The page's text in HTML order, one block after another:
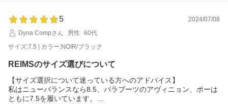
5
2024/07/08
Dyna Compさん
男性
60代
サイズ:7.5 | カラー:NOIR/ブラック
REIMSのサイズ選びについて
【サイズ選択について迷っている方へのアドバイス】
私はニューバランスなら8.5、パラブーツのアヴィニョン、ポーは
ともに7.5を履いています。